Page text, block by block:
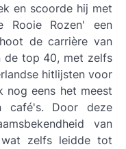
en scoorde hij met
Rooie Rozen' een
de carrière van
de top 40, met zelfs
hitlijsten voor
nog eens het meest
café's. Door deze
van
wat zelfs leidde tot